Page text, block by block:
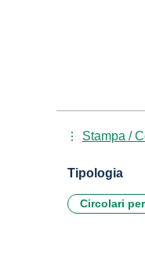
Stampa /
Tipologia
Circolari